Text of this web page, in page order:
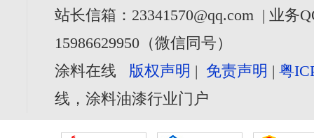
站长信箱：23341570@qq.com | 业务
15986629950（微信同号）
涂料在线 版权声明 | 免责声明 |粤
线，涂料油漆行业门户